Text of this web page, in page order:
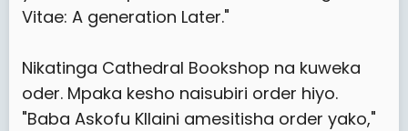
Vitae: A generation Later."
Nikatinga Cathedral Bookshop na kuweka
oder. Mpaka kesho naisubiri order hiyo.
"Baba Askofu KIlaini amesitisha order yako,"